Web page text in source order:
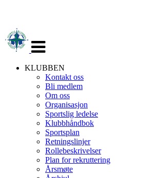
navigasjon
KLUBBEN
Kontakt oss
Bli medlem
Om oss
Organisasjon
Sportslig ledelse
Klubbhåndbok
Sportsplan
Retningslinjer
Rollebeskrivelser
Plan for rekruttering
Årsmøte